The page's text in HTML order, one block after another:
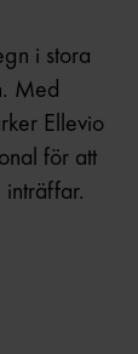
i stora
Med
Ellevio
för att
inträffar.